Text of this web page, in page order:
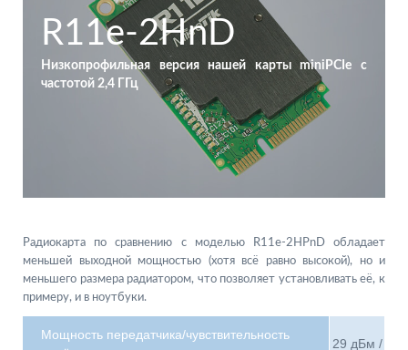
R11e-2HnD
Низкопрофильная версия нашей карты miniPCIe с
частотой 2,4 ГГц
Радиокарта по сравнению с моделью R11e-2HPnD обладает
меньшей выходной мощностью (хотя всё равно высокой), но и
меньшего размера радиатором, что позволяет установливать её, к
примеру, и в ноутбуки.
Мощность передатчика/чувствительность
29 дБм /